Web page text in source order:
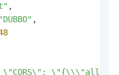
,
"DUBBO" ,